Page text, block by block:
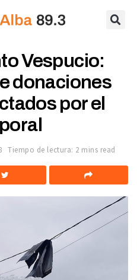
Vespucio:
donaciones
por el
Tiempo de lectura: 2 mins read